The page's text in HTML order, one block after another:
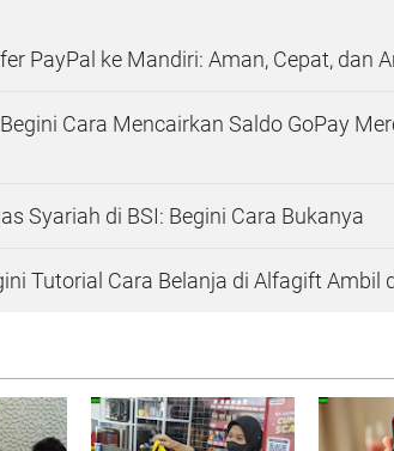
PayPal ke Mandiri: Aman, Cepat, dan
Cara Mencairkan Saldo GoPay
Syariah di BSI: Begini Cara Bukanya
Tutorial Cara Belanja di Alfagift Ambil